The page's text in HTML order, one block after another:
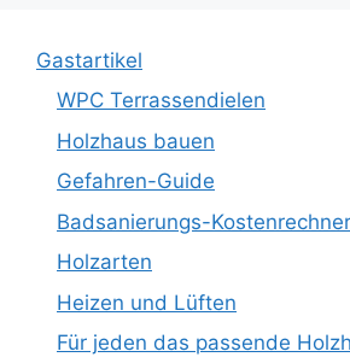
Gastartikel
WPC Terrassendielen
Holzhaus bauen
Gefahren-Guide
Badsanierungs-Kostenrechner
Holzarten
Heizen und Lüften
Für jeden das passende